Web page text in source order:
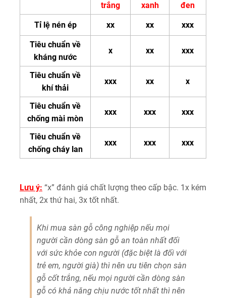
trắng
xanh
đen
Tỉ lệ nén ép xx xx xxx
Tiêu chuẩn về
kháng nước
x xx xxx
Tiêu chuẩn về
khí thải
xxx xx x
Tiêu chuẩn về
chống mài mòn
xxx xxx xxx
Tiêu chuẩn về
chống cháy lan
xxx xxx xxx
Lưu ý: “x” đánh giá chất lượng theo cấp bậc. 1x kém
nhất, 2x thứ hai, 3x tốt nhất.
Khi mua sàn gỗ công nghiệp nếu mọi
người cần dòng sàn gỗ an toàn nhất đối
với sức khỏe con người (đặc biệt là đối với
trẻ em, người già) thì nên ưu tiên chọn sàn
gỗ cốt trắng, nếu mọi người cần dòng sàn
gỗ có khả năng chịu nước tốt nhất thì nên